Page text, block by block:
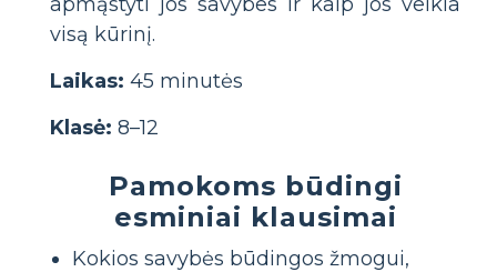
visą kūrinį.
Laikas: 45 minutės
Klasė: 8–12
Pamokoms būdingi
esminiai klausimai
Kokios savybės būdingos žmogui,